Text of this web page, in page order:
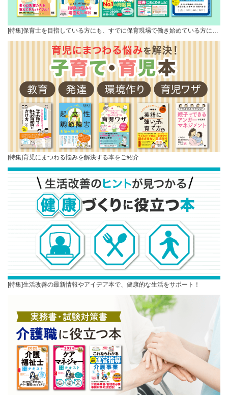
[特集]保育士を目指している方にも、すでに保育現場で働き始めている方に…
[特集]育児にまつわる悩みを解決する本をご紹介
[特集]生活改善の最新情報やアイデア本で、健康的な生活をサポート！